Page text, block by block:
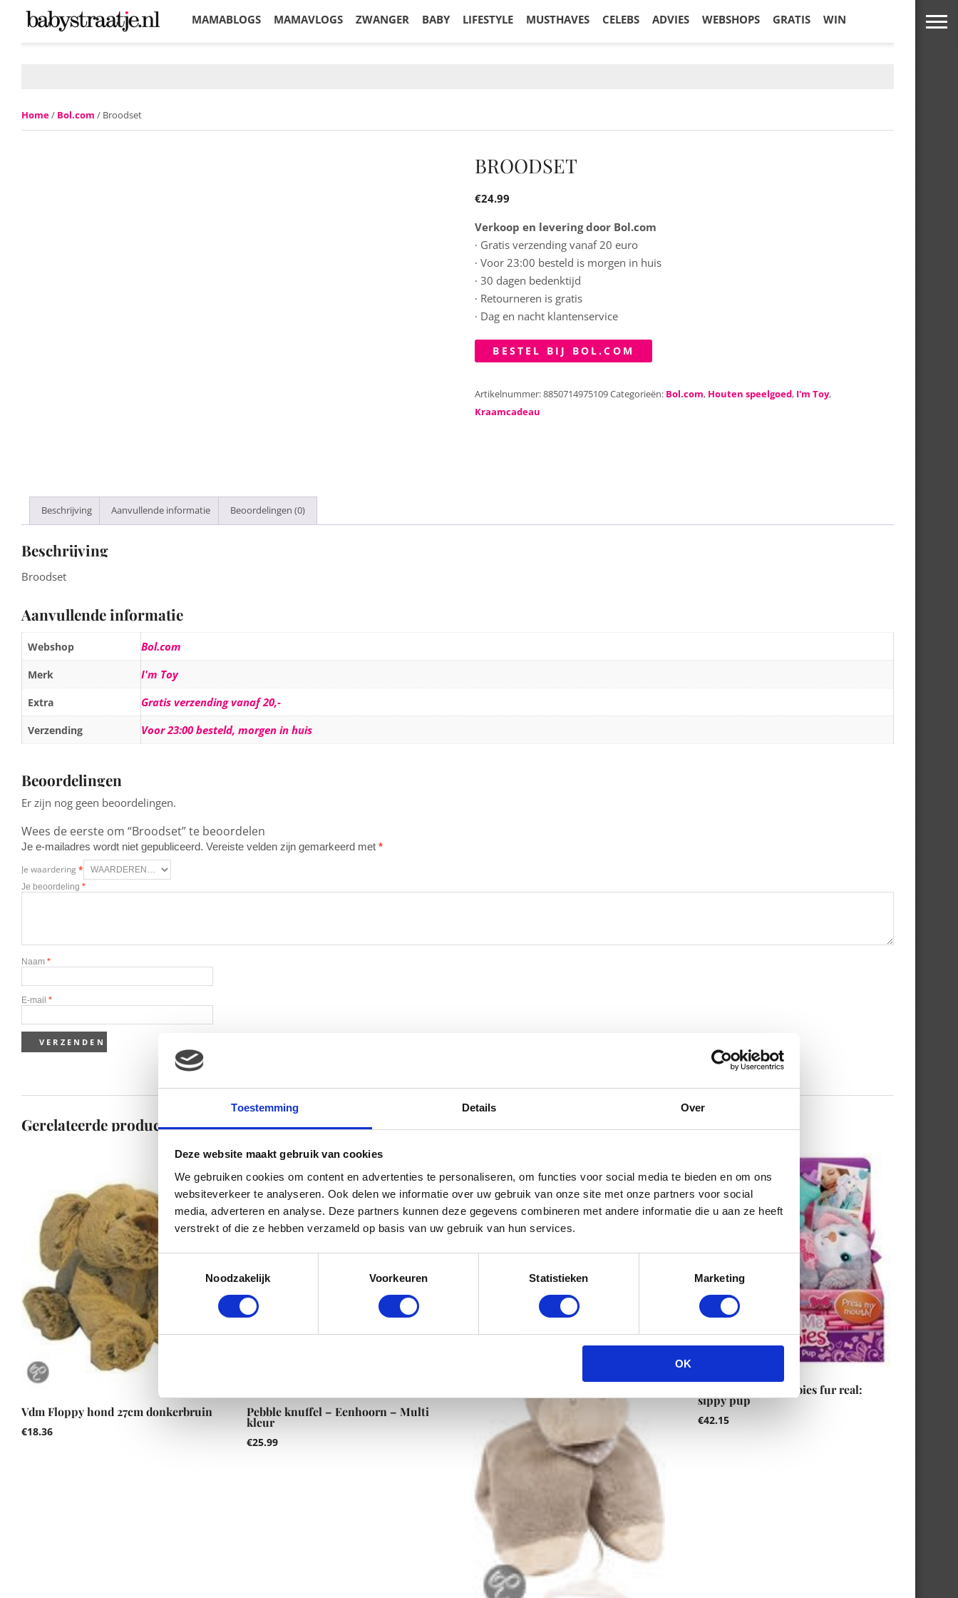
Toestemming Details Over
Deze website maakt gebruik van cookies
We gebruiken cookies om content en advertenties te personaliseren, om functies voor social media te bieden en om ons
websiteverkeer te analyseren. Ook delen we informatie over uw gebruik van onze site met onze partners voor social
media, adverteren en analyse. Deze partners kunnen deze gegevens combineren met andere informatie die u aan ze heeft
verstrekt of die ze hebben verzameld op basis van uw gebruik van hun services.
Toestemmingsselectie
Noodzakelijk
Voorkeuren Statistieken Marketing
OK
MAMABLOGS MAMAVLOGS ZWANGER BABY LIFESTYLE MUSTHAVES CELEBS ADVIES WEBSHOPS GRATIS WIN
Home/ Bol.com / Broodset
BROODSET
€24.99
Verkoop en levering door Bol.com
· Gratis verzending vanaf 20 euro
· Voor 23:00 besteld is morgen in huis
· 30 dagen bedenktijd
· Retourneren is gratis
· Dag en nacht klantenservice
BESTEL BIJ BOL.COM
Artikelnummer:8850714975109Categorieën: Bol.com, Houten speelgoed, I'm Toy,
Kraamcadeau
Beschrijving Aanvullende informatie Beoordelingen (0)
Beschrijving
Broodset
Aanvullende informatie
Webshop Bol.com
Merk I'm Toy
Extra Gratis verzending vanaf 20,-
Verzending Voor 23:00 besteld, morgen in huis
Beoordelingen
Er zijn nog geen beoordelingen.
Wees de eerste om “Broodset” te beoordelen
Je e-mailadres wordt niet gepubliceerd. Vereiste velden zijn gemarkeerd met *
Je waardering *
Je beoordeling *
Naam *
E-mail *
Gerelateerde producten
Vdm Floppy hond 27cm donkerbruin
€18.36
Pebble knuffel – Eenhoorn – Multi
kleur
€25.99
Hasbro Feed me babies fur real:
sippy pup
€42.15